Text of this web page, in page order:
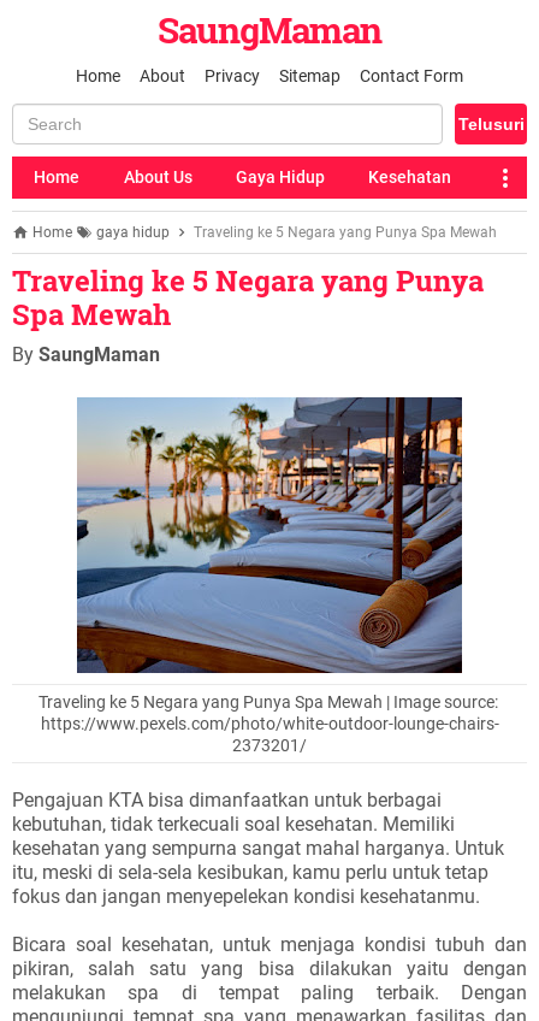
SaungMaman
Home About Privacy Sitemap Contact Form
Home About Us Gaya Hidup Kesehatan
Home gaya hidup Traveling ke 5 Negara yang Punya Spa Mewah
Traveling ke 5 Negara yang Punya
Spa Mewah
By SaungMaman
Traveling ke 5 Negara yang Punya Spa Mewah | Image source:
https://www.pexels.com/photo/white-outdoor-lounge-chairs-
2373201/
Pengajuan KTA bisa dimanfaatkan untuk berbagai
kebutuhan, tidak terkecuali soal kesehatan. Memiliki
kesehatan yang sempurna sangat mahal harganya. Untuk
itu, meski di sela-sela kesibukan, kamu perlu untuk tetap
fokus dan jangan menyepelekan kondisi kesehatanmu.
Bicara soal kesehatan, untuk menjaga kondisi tubuh dan
pikiran, salah satu yang bisa dilakukan yaitu dengan
melakukan spa di tempat paling terbaik. Dengan